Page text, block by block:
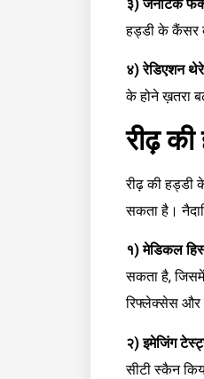
३) जेनेटिक
हड्डी के कैंसर
४) रेडिएशन
के होने ख़तरा
रीढ़
रीढ़ की हड्डी
सकता है।
१) मेडिकल
सकता है,
रिफ्लेक्सेस और
२) इमेजिंग
सीटी स्कैन